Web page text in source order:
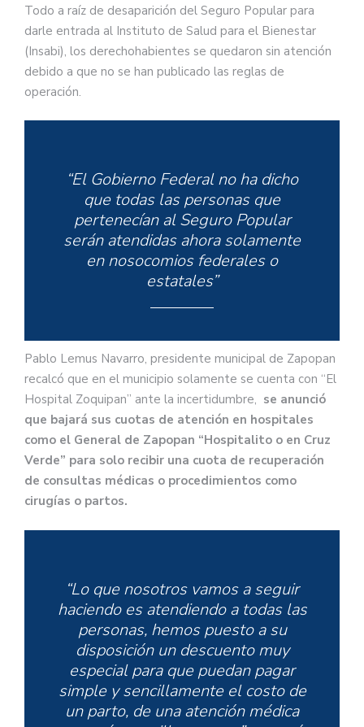
Todo a raíz de desaparición del Seguro Popular para
darle entrada al Instituto de Salud para el Bienestar
(Insabi), los derechohabientes se quedaron sin atención
debido a que no se han publicado las reglas de
operación.
“El Gobierno Federal no ha dicho
que todas las personas que
pertenecían al Seguro Popular
serán atendidas ahora solamente
en nosocomios federales o
estatales”
Pablo Lemus Navarro, presidente municipal de Zapopan
recalcó que en el municipio solamente se cuenta con “El
Hospital Zoquipan” ante la incertidumbre, se anunció
que bajará sus cuotas de atención en hospitales
como el General de Zapopan “Hospitalito o en Cruz
Verde” para solo recibir una cuota de recuperación
de consultas médicas o procedimientos como
cirugías o partos.
“Lo que nosotros vamos a seguir
haciendo es atendiendo a todas las
personas, hemos puesto a su
disposición un descuento muy
especial para que puedan pagar
simple y sencillamente el costo de
un parto, de una atención médica